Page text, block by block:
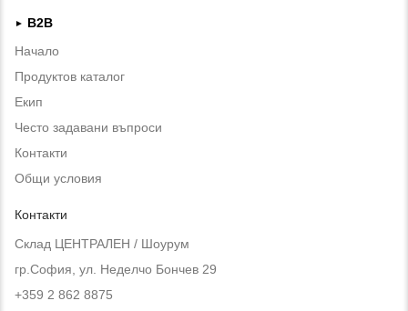
►
B2B
Начало
Продуктов каталог
Екип
Често задавани въпроси
Контакти
Общи условия
Контакти
Склад ЦЕНТРАЛЕН / Шоурум
гр.София, ул. Неделчо Бончев 29
+359 2 862 8875